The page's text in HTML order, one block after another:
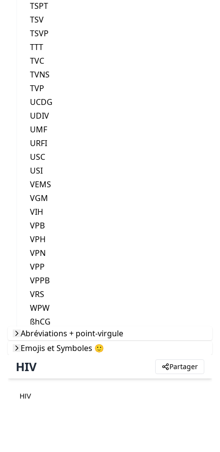
TSPT
TSV
TSVP
TTT
TVC
TVNS
TVP
UCDG
UDIV
UMF
URFI
USC
USI
VEMS
VGM
VIH
VPB
VPH
VPN
VPP
VPPB
VRS
WPW
ßhCG
Abréviations + point-virgule
Emojis et Symboles 🙂
HIV Partager
HIV